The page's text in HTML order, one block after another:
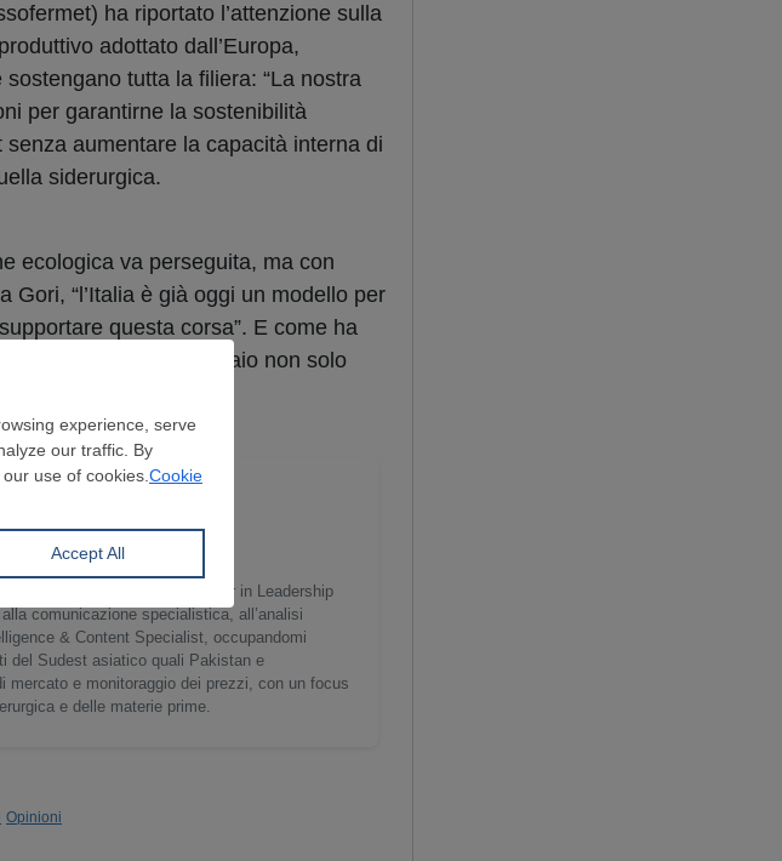
ha riportato l’attenzione sulla
adottato dall’Europa,
tutta la filiera: “La nostra
per garantirne la sostenibilità
aumentare la capacità interna di
siderurgica.
ecologica va perseguita, ma con
“l’Italia è già oggi un modello per
questa corsa”. E come ha
la resilienza dell’acciaio non solo
ho conseguito anche un master in Leadership
comunicazione specialistica, all’analisi
& Content Specialist, occupandomi
del Sudest asiatico quali Pakistan e
e monitoraggio dei prezzi, con un focus
e delle materie prime.
Opinioni